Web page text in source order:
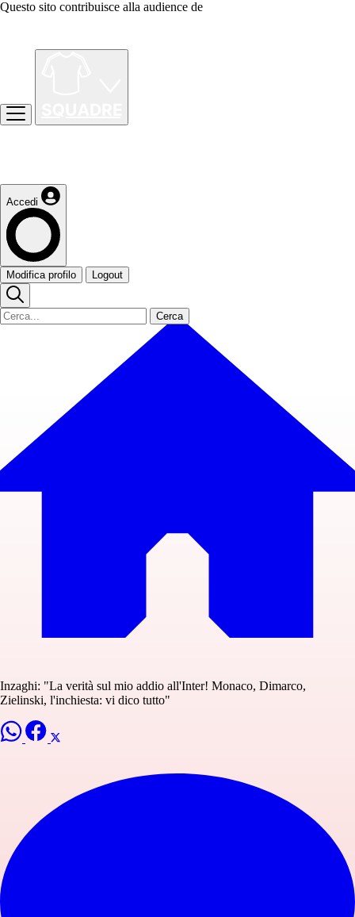
Questo sito contribuisce alla audience de
Accedi
Modifica profilo Logout
Cerca
Inzaghi: "La verità sul mio addio all'Inter! Monaco, Dimarco,
Zielinski, l'inchiesta: vi dico tutto"